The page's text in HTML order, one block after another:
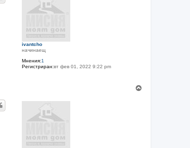
ivantcho
начинаещ
Мнения:1
Регистриран:вт фев 01, 2022 9:22 pm